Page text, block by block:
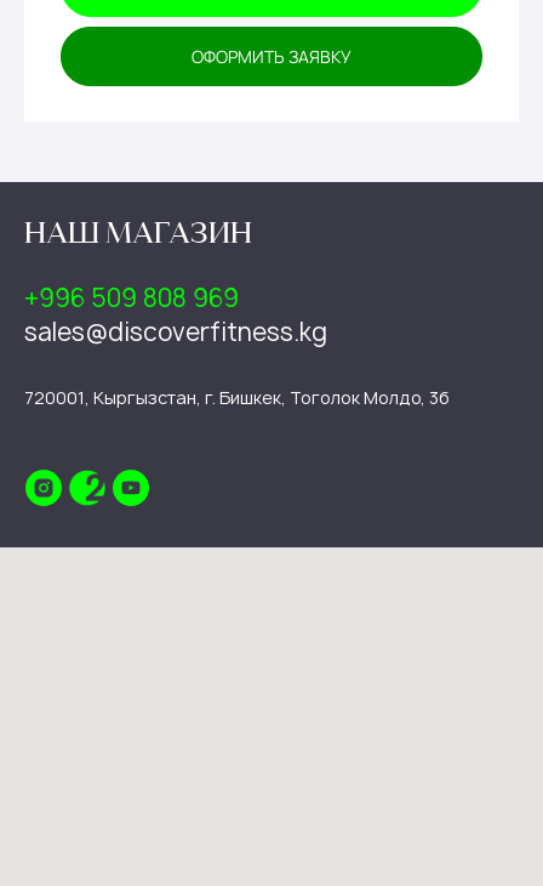
ОФОРМИТЬ ЗАЯВКУ
НАШ МАГАЗИН
+996 509 808 969
sales@discoverfitness.kg
720001, Кыргызстан, г. Бишкек, Тоголок Молдо, 3б